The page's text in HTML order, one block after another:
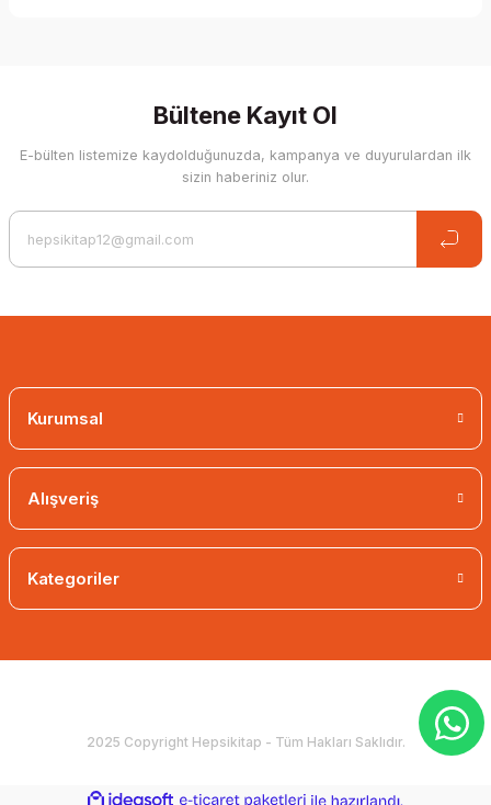
Bültene Kayıt Ol
E-bülten listemize kaydolduğunuzda, kampanya ve duyurulardan ilk
sizin haberiniz olur.
Kurumsal
Alışveriş
Kategoriler
2025 Copyright Hepsikitap - Tüm Hakları Saklıdır.
ideasoft e-